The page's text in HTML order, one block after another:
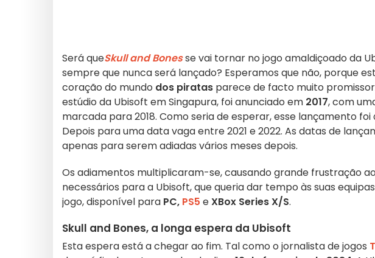
Será queSkull and Bonesse vai tornar no jogo amaldiçoado da
sempre que nunca será lançado? Esperamos que não, porque
coração do mundo dos piratas parece de facto muito
estúdio da Ubisoft em Singapura, foi anunciado em 2017, com
marcada para 2018. Como seria de esperar, esse lançamento foi
Depois para uma data vaga entre 2021 e 2022. As datas de
apenas para serem adiadas vários meses depois.
Os adiamentos multiplicaram-se, causando grande frustração
necessários para a Ubisoft, que queria dar tempo às suas
jogo, disponível para PC, PS5 eXBox Series X/S.
Skull and Bones, a longa espera da Ubisoft
Esta espera está a chegar ao fim. Tal como o jornalista de jogos